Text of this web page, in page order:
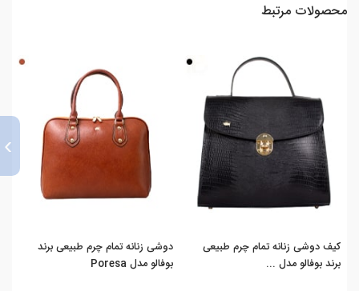
محصولات مرتبط
کیف دوشی زنانه تمام چرم طبیعی
برند بوفالو مدل ...
دوشی زنانه تمام چرم طبیعی برند
بوفالو مدل Poresa
›